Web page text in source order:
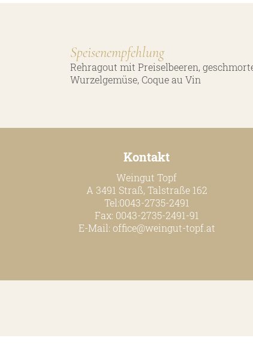
Speisenempfehlung
Rehragout mit Preiselbeeren,
Wurzelgemüse, Coque au Vin
Kontakt
Weingut Topf
A 3491 Straß, Talstraße 162
Tel:0043-2735-2491
Fax: 0043-2735-2491-91
E-Mail: office@weingut-topf.at